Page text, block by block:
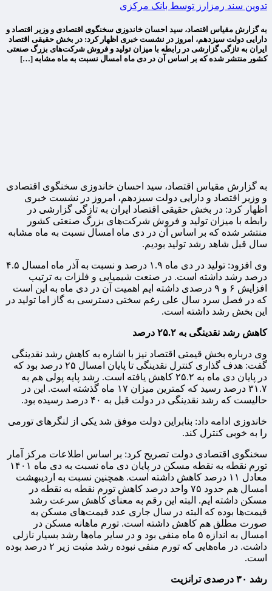
تدوین سند رمزارز توسط بانک مرکزی
به گزارش مقیاس اقتصاد، سید احسان خاندوزی سخنگوی اقتصادی و وزیر اقتصاد و
دارایی دولت سیزدهم، امروز در نشست خبری اظهار کرد: در بخش حقیقی اقتصاد
ایران به تازگی گزارشی در رابطه با میزان تولید و فروش شرکت‌های بزرگ صنعتی
کشور منتشر شده که بر اساس آن در دی ماه امسال نسبت به ماه مشابه […]
به گزارش مقیاس اقتصاد، سید احسان خاندوزی سخنگوی اقتصادی
و وزیر اقتصاد و دارایی دولت سیزدهم، امروز در نشست خبری
اظهار کرد: در بخش حقیقی اقتصاد ایران به تازگی گزارشی در
رابطه با میزان تولید و فروش شرکت‌های بزرگ صنعتی کشور
منتشر شده که بر اساس آن در دی ماه امسال نسبت به ماه مشابه
سال قبل شاهد رشد تولید بودیم.
وی افزود: تولید در دی ماه ۱.۹ درصد و نسبت به آذر ماه امسال ۴.۵
درصد رشد داشته است. در صنعت شیمیایی و فلزات به ترتیب
افزایش ۶ و ۹ درصدی داشته ایم اهمیت آن در دی ماه به این است
که در فصل سرد سال علی رغم سختی دسترسی به گاز اما تولید در
این بخش رشد داشته است.
کاهش رشد نقدینگی به ۲۵.۲ درصد
وی درباره بخش قیمتی اقتصاد نیز با اشاره به کاهش رشد نقدینگی
گفت: هدف گذاری کنترل نقدینگی تا پایان امسال ۲۵ درصد بود که
در پایان دی ماه به ۲۵.۲ کاهش یافته است. رشد پایه پولی هم به
۳۱.۷ درصد رسید که کمترین میزان ۱۷ ماه گذشته است. این در
حالیست که رشد نقدینگی در دولت قبل به ۴۰ درصد رسیده بود.
خاندوزی ادامه داد: بنابراین دولت موفق شد یکی از لنگرهای تورمی
را به خوبی کنترل کند.
سخنگوی اقتصادی دولت تصریح کرد: بر اساس اطلاعات مرکز آمار
تورم نقطه به نقطه مسکن در پایان دی ماه نسبت به دی ماه ۱۴۰۱
معادل ۱۱ درصد کاهش داشته است. همچنین نسبت به اردیبهشت
امسال هم حدود ۷۵ واحد درصد کاهش تورم نقطه به نقطه در
مسکن داشته ایم. البته این رقم به معنای کاهش سرعت رشد
قیمت‌ها بوده که البته در سال جاری عدد قیمت‌های مسکن به
صورت مطلق هم کاهش داشته است. تورم ماهانه مسکن در
امسال به اندازه ۵ ماه منفی بود و در سایر ماه‌ها رشد بسیار نازلی
داشت. در ماه‌هایی که تورم منفی نبوده رشد مثبت زیر ۲ درصد بوده
است.
رشد ۳۰ درصدی ترانزیت